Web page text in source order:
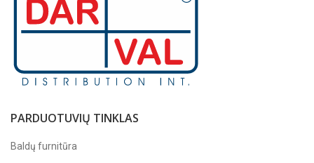
PARDUOTUVIŲ TINKLAS
Baldų furnitūra